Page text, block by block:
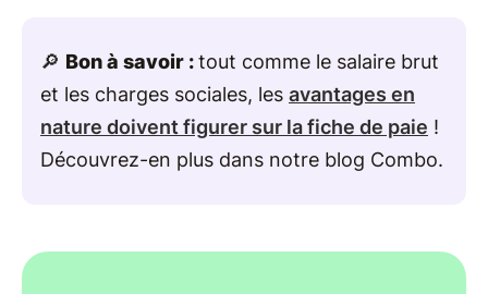
🔎 Bon à savoir :tout comme le salaire brut
et les charges sociales, les avantages en
nature doivent figurer sur la fiche de paie !
Découvrez-en plus dans notre blog Combo.